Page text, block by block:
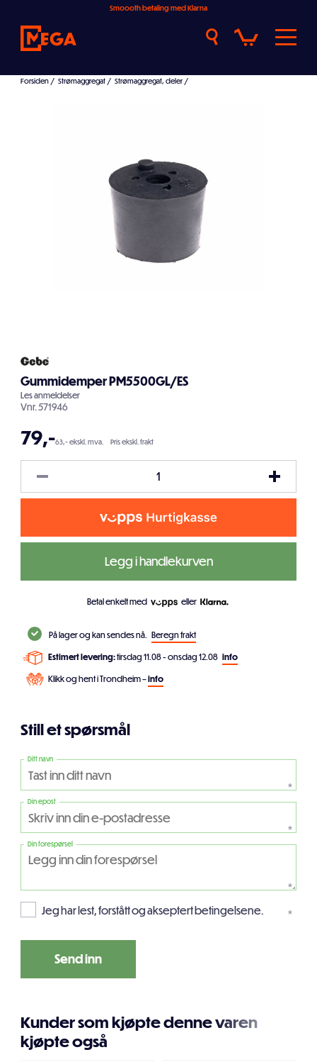
Smoooth betaling med Klarna
Forsiden / Strømaggregat / Strømaggregat, deler /
Gummidemper PM5500GL/ES
Lesanmeldelser
Vnr.571946
79,-63,- ekskl. mva. Pris ekskl. frakt
Legg i handlekurven
Betal enkelt med eller
På lager og kan sendes nå. Beregn frakt
Estimert levering:tirsdag 11.08 - onsdag 12.08 info
Klikk og hent i Trondheim –info
Still et spørsmål
Ditt navn
*
Din epost
*
Din forespørsel
*
Jeg har lest, forstått og akseptert betingelsene. *
Kunder som kjøpte denne varen
kjøpte også